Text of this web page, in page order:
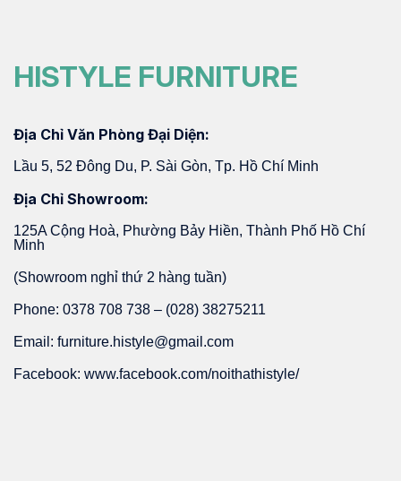
HISTYLE FURNITURE
Địa Chỉ Văn Phòng Đại Diện:
Lầu 5, 52 Đông Du, P. Sài Gòn, Tp. Hồ Chí Minh
Địa Chỉ Showroom:
125A Cộng Hoà, Phường Bảy Hiền, Thành Phố Hồ Chí
Minh
(Showroom nghỉ thứ 2 hàng tuần)
Phone: 0378 708 738 – (028) 38275211
Email: furniture.histyle@gmail.com
Facebook: www.facebook.com/noithathistyle/